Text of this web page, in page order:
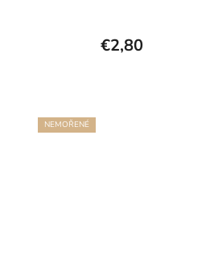
€2,80
NEMOŘENÉ